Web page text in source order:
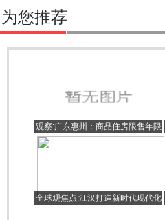
为您推荐
观察:广东惠州：商品住房限售年限
全球观焦点:江汉打造新时代现代化